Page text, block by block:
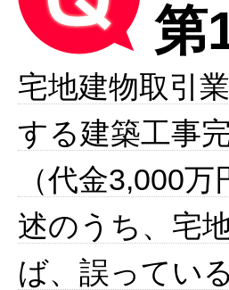
第
宅地建物取引
する建築工事
（代金3,000
述のうち、宅
ば、誤ってい